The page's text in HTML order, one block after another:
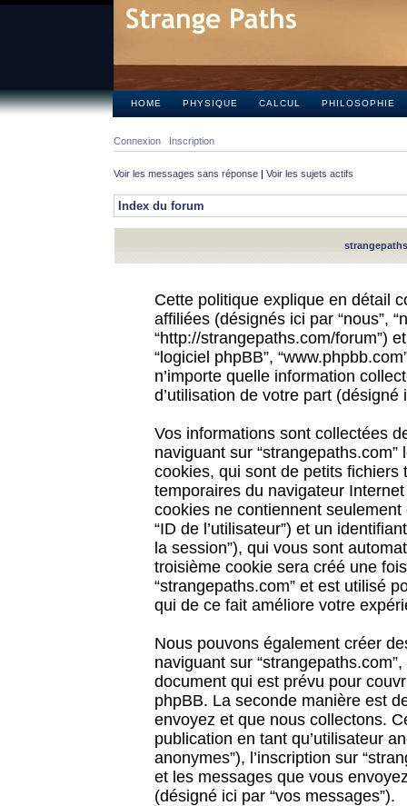
HOME PHYSIQUE CALCUL PHILOSOPHIE
Connexion Inscription
Voir les messages sans réponse | Voir les sujets actifs
Index du forum
Cette politique explique en détail
affiliées (désignés ici par “nous”,
“http://strangepaths.com/forum”)
“logiciel phpBB”,
n’importe quelle information
d’utilisation de votre part (désigné
Vos informations sont collectées
naviguant sur
cookies, qui sont de petits
temporaires du navigateur
cookies ne contiennent
“ID de l’utilisateur”) et un
la session”), qui vous sont
troisième cookie sera créé une
“strangepaths.com” et est utilisé
qui de ce fait améliore votre
Nous pouvons également créer
naviguant sur
document qui est prévu pour
phpBB. La seconde manière est
envoyez et que nous collectons.
publication en tant qu’utilisateur
anonymes”), l’inscription sur
et les messages que vous
(désigné ici par “vos messages”).